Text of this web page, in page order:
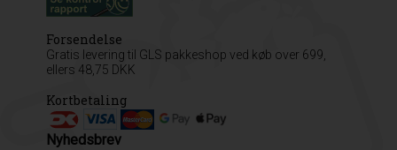
Forsendelse
Gratis levering til GLS pakkeshop ved køb over 699,
ellers 48,75 DKK
Kortbetaling
Nyhedsbrev